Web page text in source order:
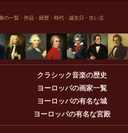
の一覧・作品・経歴・時代・誕生日・生い立
クラシック音楽の歴史
ヨーロッパの画家一覧
ヨーロッパの有名な城
ヨーロッパの有名な宮殿